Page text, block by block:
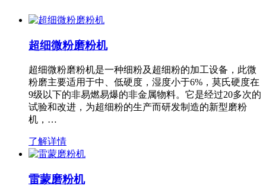
超细微粉磨粉机
超细微粉磨粉机是一种细粉及超细粉的加工设备，此微
粉磨主要适用于中、低硬度，湿度小于6%，莫氏硬度在
9级以下的非易燃易爆的非金属物料。它是经过20多次的
试验和改进，为超细粉的生产而研发制造的新型磨粉
机，…
了解详情
雷蒙磨粉机